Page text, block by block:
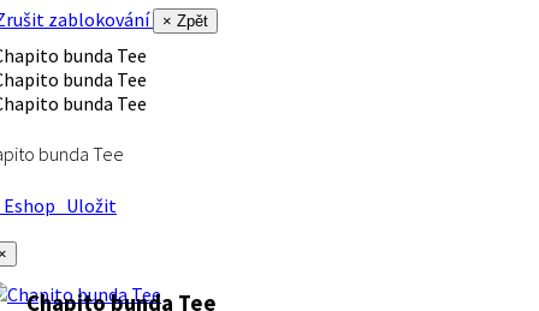
zablokování
× Zpět
bunda Tee
Uložit
Chapito bunda Tee